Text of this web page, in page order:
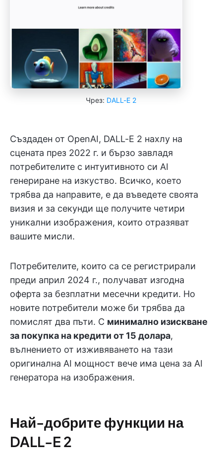
Чрез: DALL-E 2
Създаден от OpenAI, DALL-E 2 нахлу на
сцената през 2022 г. и бързо завладя
потребителите с интуитивното си AI
генериране на изкуство. Всичко, което
трябва да направите, е да въведете своята
визия и за секунди ще получите четири
уникални изображения, които отразяват
вашите мисли.
Потребителите, които са се регистрирали
преди април 2024 г., получават изгодна
оферта за безплатни месечни кредити. Но
новите потребители може би трябва да
помислят два пъти. С минимално изискване
за покупка на кредити от 15 долара,
вълнението от изживяването на тази
оригинална AI мощност вече има цена за AI
генератора на изображения.
Най-добрите функции на
DALL-E 2